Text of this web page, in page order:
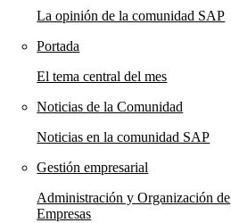
La opinión de la comunidad SAP
Portada
El tema central del mes
Noticias de la Comunidad
Noticias en la comunidad SAP
Gestión empresarial
Administración y Organización de
Empresas